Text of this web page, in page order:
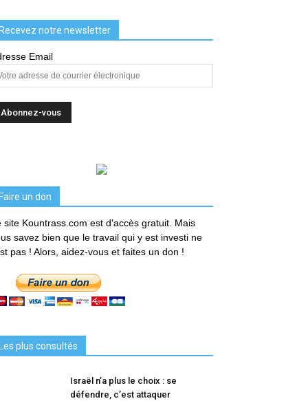
Recevez notre newsletter
Email
Faire un don
site Kountrass.com est d'accès gratuit. Mais
savez bien que le travail qui y est investi ne
pas ! Alors, aidez-vous et faites un don !
Les plus consultés
Israël n’a plus le choix : se
défendre, c’est attaquer